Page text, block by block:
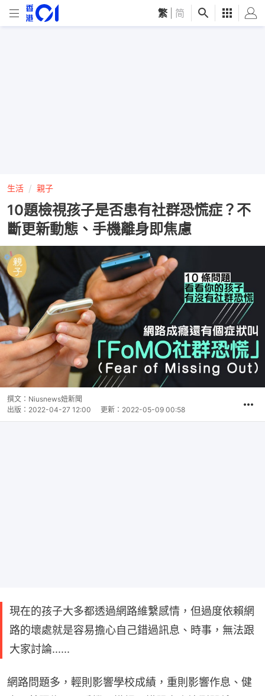
繁 简
生活 親子
10題檢視孩子是否患有社群恐慌症？不
斷更新動態、手機離身即焦慮
撰文： Niusnews妞新聞
出版： 2022-04-27 12:00 更新： 2022-05-09 00:58
現在的孩子大多都透過網路維繫感情，但過度依賴網
路的壞處就是容易擔心自己錯過訊息、時事，無法跟
大家討論......
網路問題多，輕則影響學校成績，重則影響作息、健